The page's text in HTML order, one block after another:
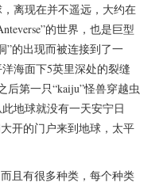
离现在并不遥远，大约在
的世界，也是巨型
”的出现而被连接到了一
海面下5英里深处的裂缝
后第一只“kaiju”怪兽穿越虫
地球就没有一天安宁日
开的门户来到地球，太平
且有很多种类，每个种类